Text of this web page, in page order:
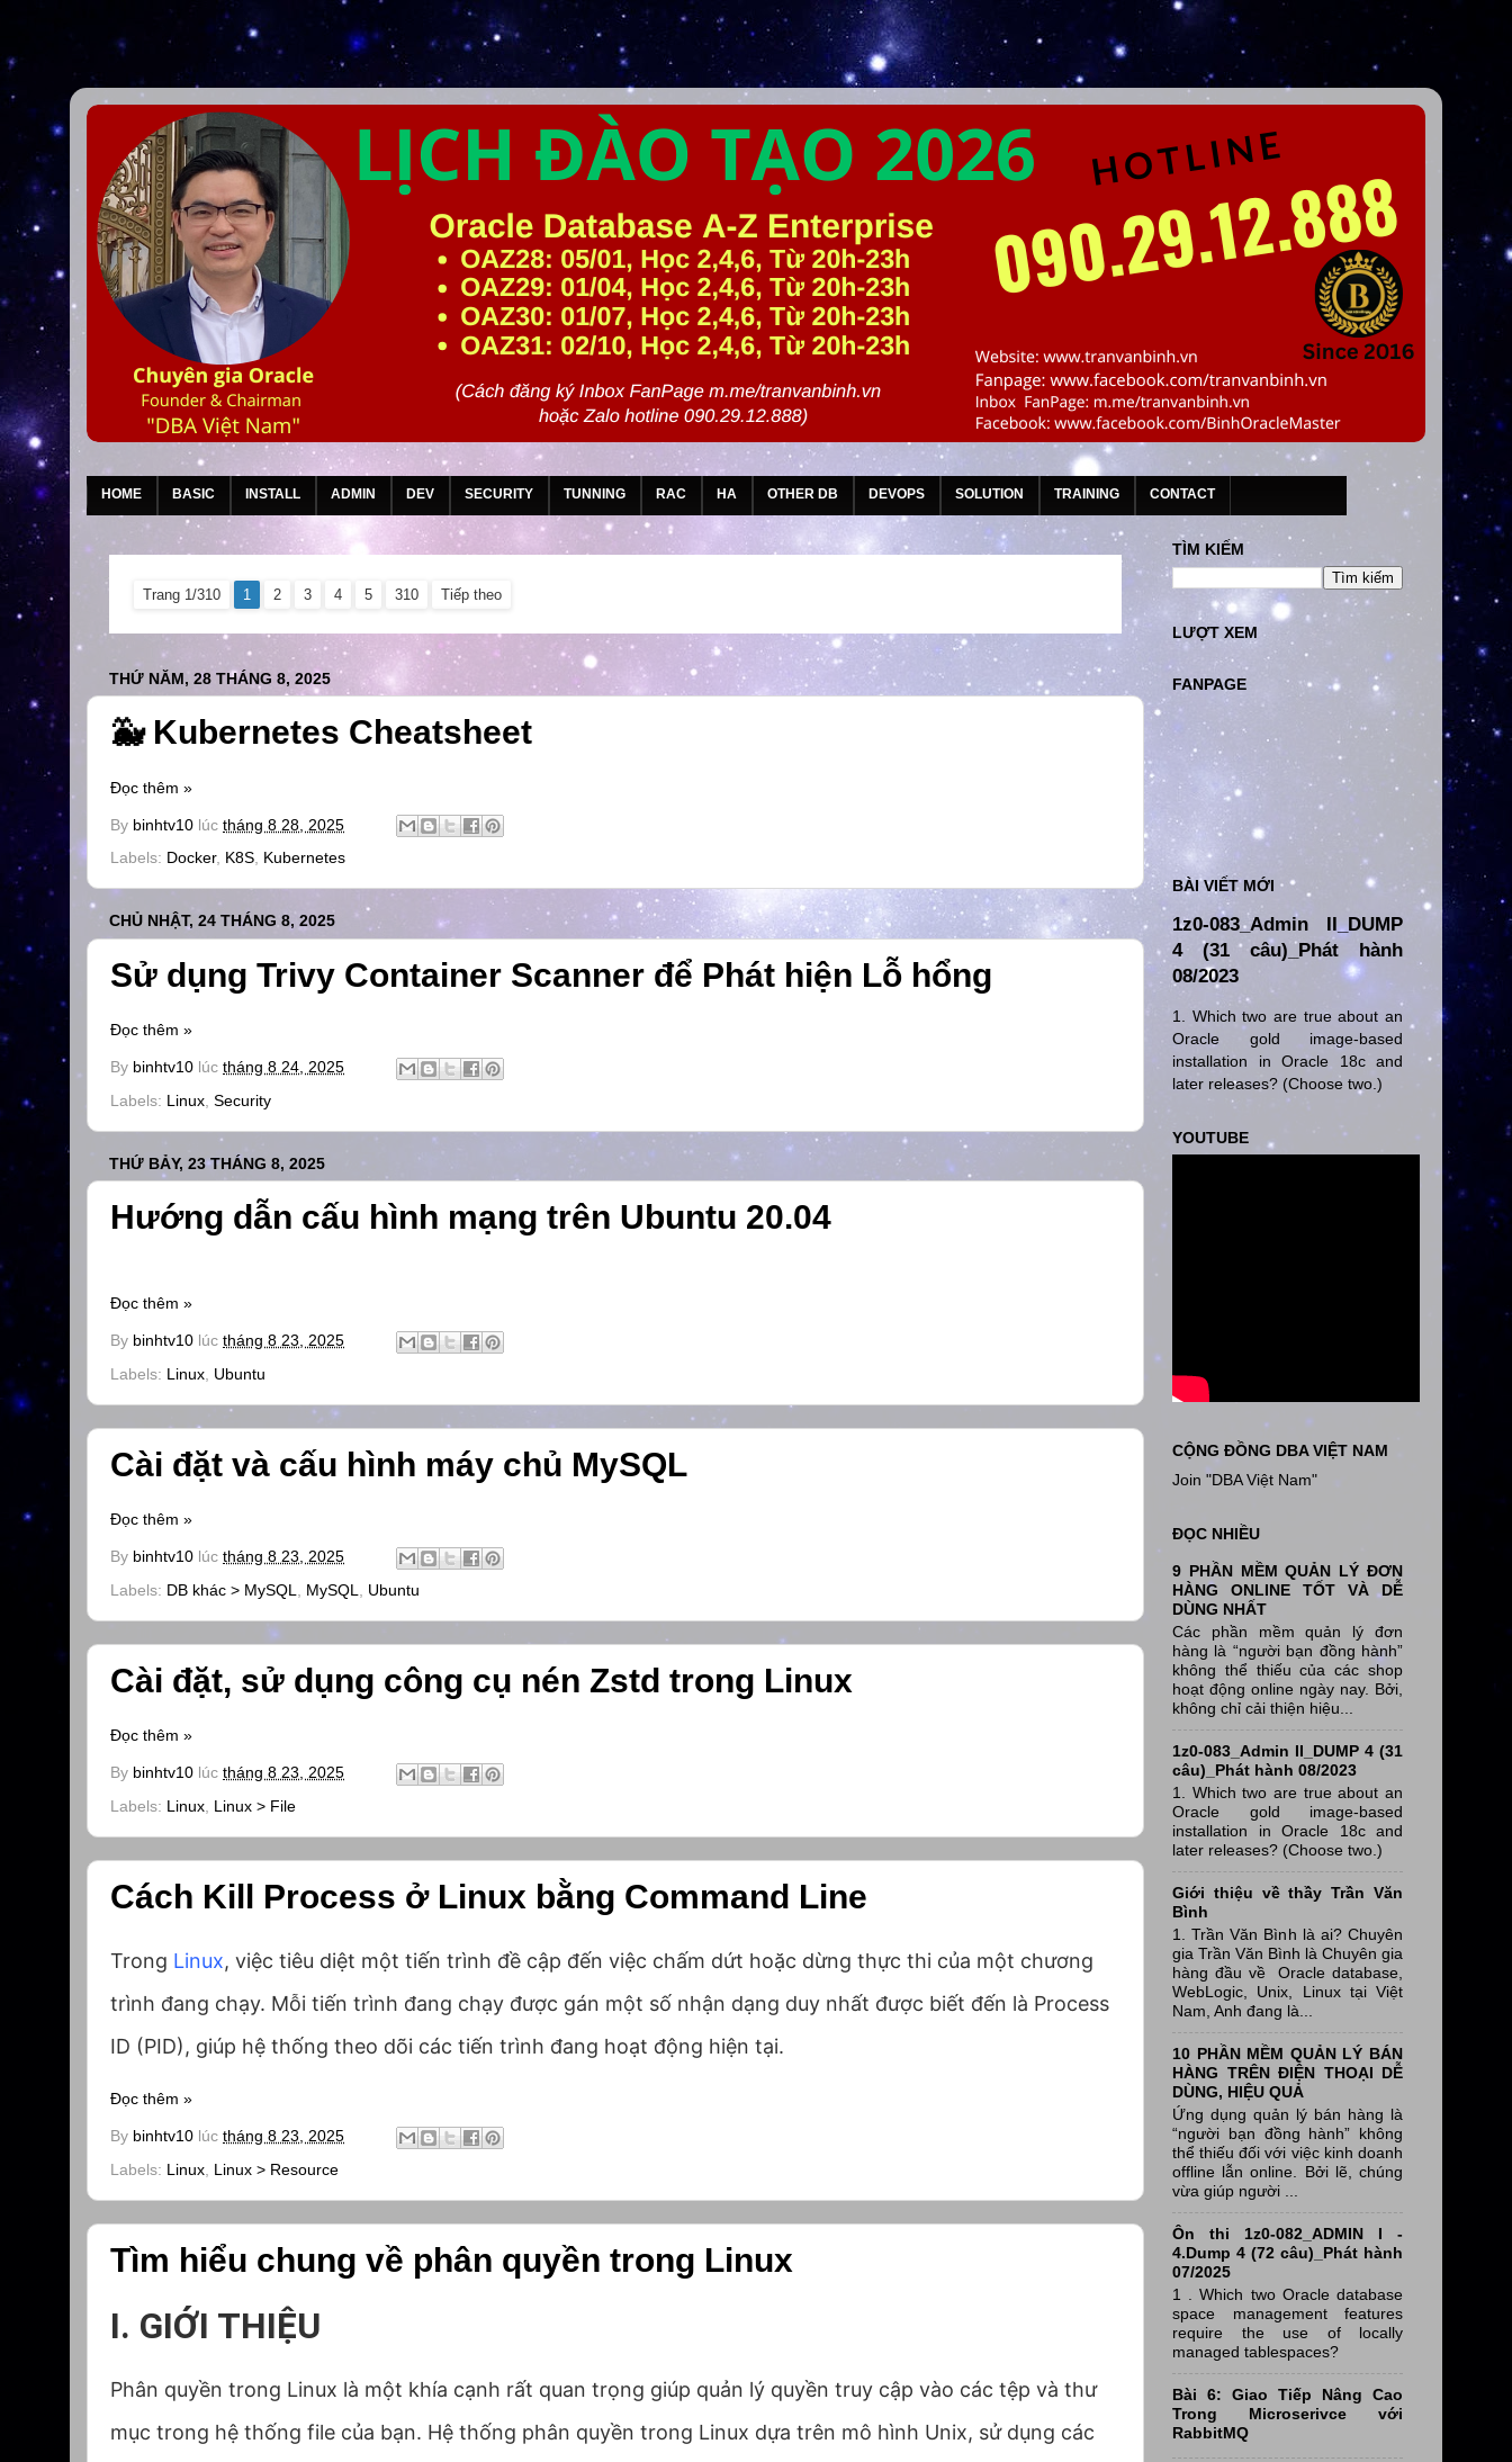
HOME BASIC INSTALL ADMIN DEV SECURITY TUNNING RAC HA OTHER DB DEVOPS SOLUTION TRAINING CONTACT
Trang 1/310 1 2 3 4 5 310 Tiếp theo
THỨ NĂM, 28 THÁNG 8, 2025
🐳 Kubernetes Cheatsheet
Đọc thêm »
By binhtv10 lúc tháng 8 28, 2025
Labels: Docker, K8S, Kubernetes
CHỦ NHẬT, 24 THÁNG 8, 2025
Sử dụng Trivy Container Scanner để Phát hiện Lỗ hổng
Đọc thêm »
By binhtv10 lúc tháng 8 24, 2025
Labels: Linux Security
THỨ BẢY, 23 THÁNG 8, 2025
Hướng dẫn cấu hình mạng trên Ubuntu 20.04
Đọc thêm »
By binhtv10 lúc tháng 8 23, 2025
Labels: Linux Ubuntu
Cài đặt và cấu hình máy chủ MySQL
Đọc thêm »
By binhtv10 lúc tháng 8 23, 2025
Labels: DB khác > MySQL MySQL Ubuntu
Cài đặt, sử dụng công cụ nén Zstd trong Linux
Đọc thêm »
By binhtv10 lúc tháng 8 23, 2025
Labels: Linux Linux > File
Cách Kill Process ở Linux bằng Command Line
Trong Linux, việc tiêu diệt một tiến trình đề cập đến việc chấm dứt hoặc dừng thực thi của một chương
trình đang chạy. Mỗi tiến trình đang chạy được gán một số nhận dạng duy nhất được biết đến là Process
ID (PID), giúp hệ thống theo dõi các tiến trình đang hoạt động hiện tại.
Đọc thêm »
By binhtv10 lúc tháng 8 23, 2025
Labels: Linux Linux > Resource
Tìm hiểu chung về phân quyền trong Linux
I. GIỚI THIỆU
Phân quyền trong Linux là một khía cạnh rất quan trọng giúp quản lý quyền truy cập vào các tệp và thư
mục trong hệ thống file của bạn. Hệ thống phân quyền trong Linux dựa trên mô hình Unix, sử dụng các
TÌM KIẾM
LƯỢT XEM
FANPAGE
BÀI VIẾT MỚI
1z0-083_Admin II_DUMP
4 (31 câu)_Phát hành
08/2023
1. Which two are true about an
Oracle gold image-based
installation in Oracle 18c and
later releases? (Choose two.)
YOUTUBE
CỘNG ĐỒNG DBA VIỆT NAM
Join "DBA Việt Nam"
ĐỌC NHIỀU
9 PHẦN MỀM QUẢN LÝ ĐƠN
HÀNG ONLINE TỐT VÀ DỄ
DÙNG NHẤT
Các phần mềm quản lý đơn
hàng là “người bạn đồng hành”
không thể thiếu của các shop
hoạt động online ngày nay. Bởi,
không chỉ cải thiện hiệu...
1z0-083_Admin II_DUMP 4 (31
câu)_Phát hành 08/2023
1. Which two are true about an
Oracle gold image-based
installation in Oracle 18c and
later releases? (Choose two.)
Giới thiệu về thầy Trần Văn
Bình
1. Trần Văn Bình là ai? Chuyên
gia Trần Văn Bình là Chuyên gia
hàng đầu về Oracle database,
WebLogic, Unix, Linux tại Việt
Nam, Anh đang là...
10 PHẦN MỀM QUẢN LÝ BÁN
HÀNG TRÊN ĐIỆN THOẠI DỄ
DÙNG, HIỆU QUẢ
Ứng dụng quản lý bán hàng là
“người bạn đồng hành” không
thể thiếu đối với việc kinh doanh
offline lẫn online. Bởi lẽ, chúng
vừa giúp người ...
Ôn thi 1z0-082_ADMIN I -
4.Dump 4 (72 câu)_Phát hành
07/2025
1 . Which two Oracle database
space management features
require the use of locally
managed tablespaces?
Bài 6: Giao Tiếp Nâng Cao
Trong Microserivce với
RabbitMQ